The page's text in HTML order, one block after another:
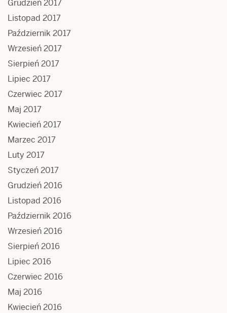
Grudzień 2017
Listopad 2017
Październik 2017
Wrzesień 2017
Sierpień 2017
Lipiec 2017
Czerwiec 2017
Maj 2017
Kwiecień 2017
Marzec 2017
Luty 2017
Styczeń 2017
Grudzień 2016
Listopad 2016
Październik 2016
Wrzesień 2016
Sierpień 2016
Lipiec 2016
Czerwiec 2016
Maj 2016
Kwiecień 2016